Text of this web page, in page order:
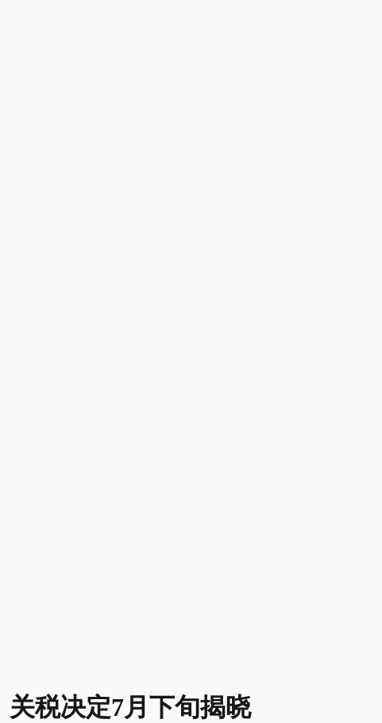
关税决定7月下旬揭晓